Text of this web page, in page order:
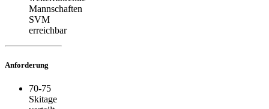
Mannschaften
SVM
erreichbar
Anforderung
70-75
Skitage